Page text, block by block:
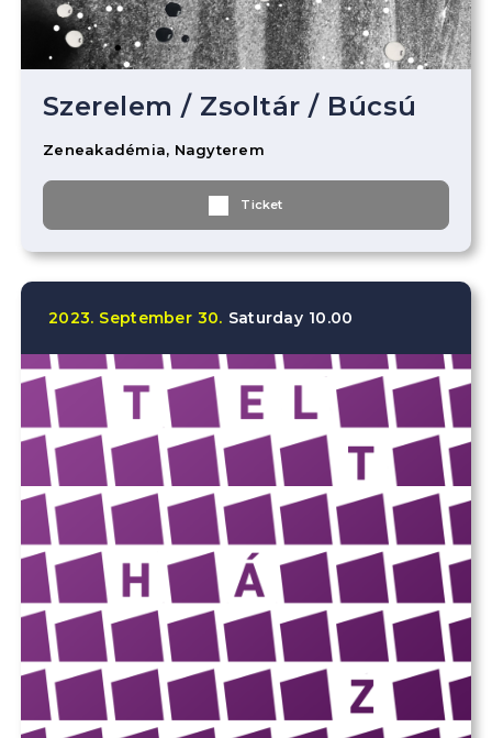
Szerelem/Zsoltár/Búcsú
Zeneakadémia, Nagyterem
Ticket
2023. September 30. Saturday 10.00